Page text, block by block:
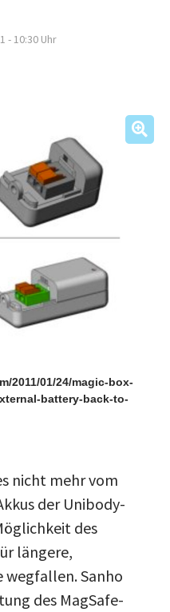
- 10:30 Uhr
2011/01/24/magic-box-
battery-back-to-
nicht mehr vom
der Unibody-
des
längere,
wegfallen. Sanho
des MagSafe-